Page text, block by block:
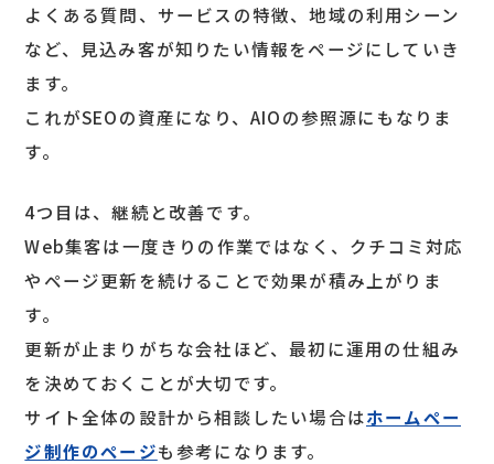
よくある質問、サービスの特徴、地域の利用シーン
など、見込み客が知りたい情報をページにしていき
ます。
これがSEOの資産になり、AIOの参照源にもなりま
す。
4つ目は、継続と改善です。
Web集客は一度きりの作業ではなく、クチコミ対応
やページ更新を続けることで効果が積み上がりま
す。
更新が止まりがちな会社ほど、最初に運用の仕組み
を決めておくことが大切です。
サイト全体の設計から相談したい場合はホームペー
ジ制作のページも参考になります。